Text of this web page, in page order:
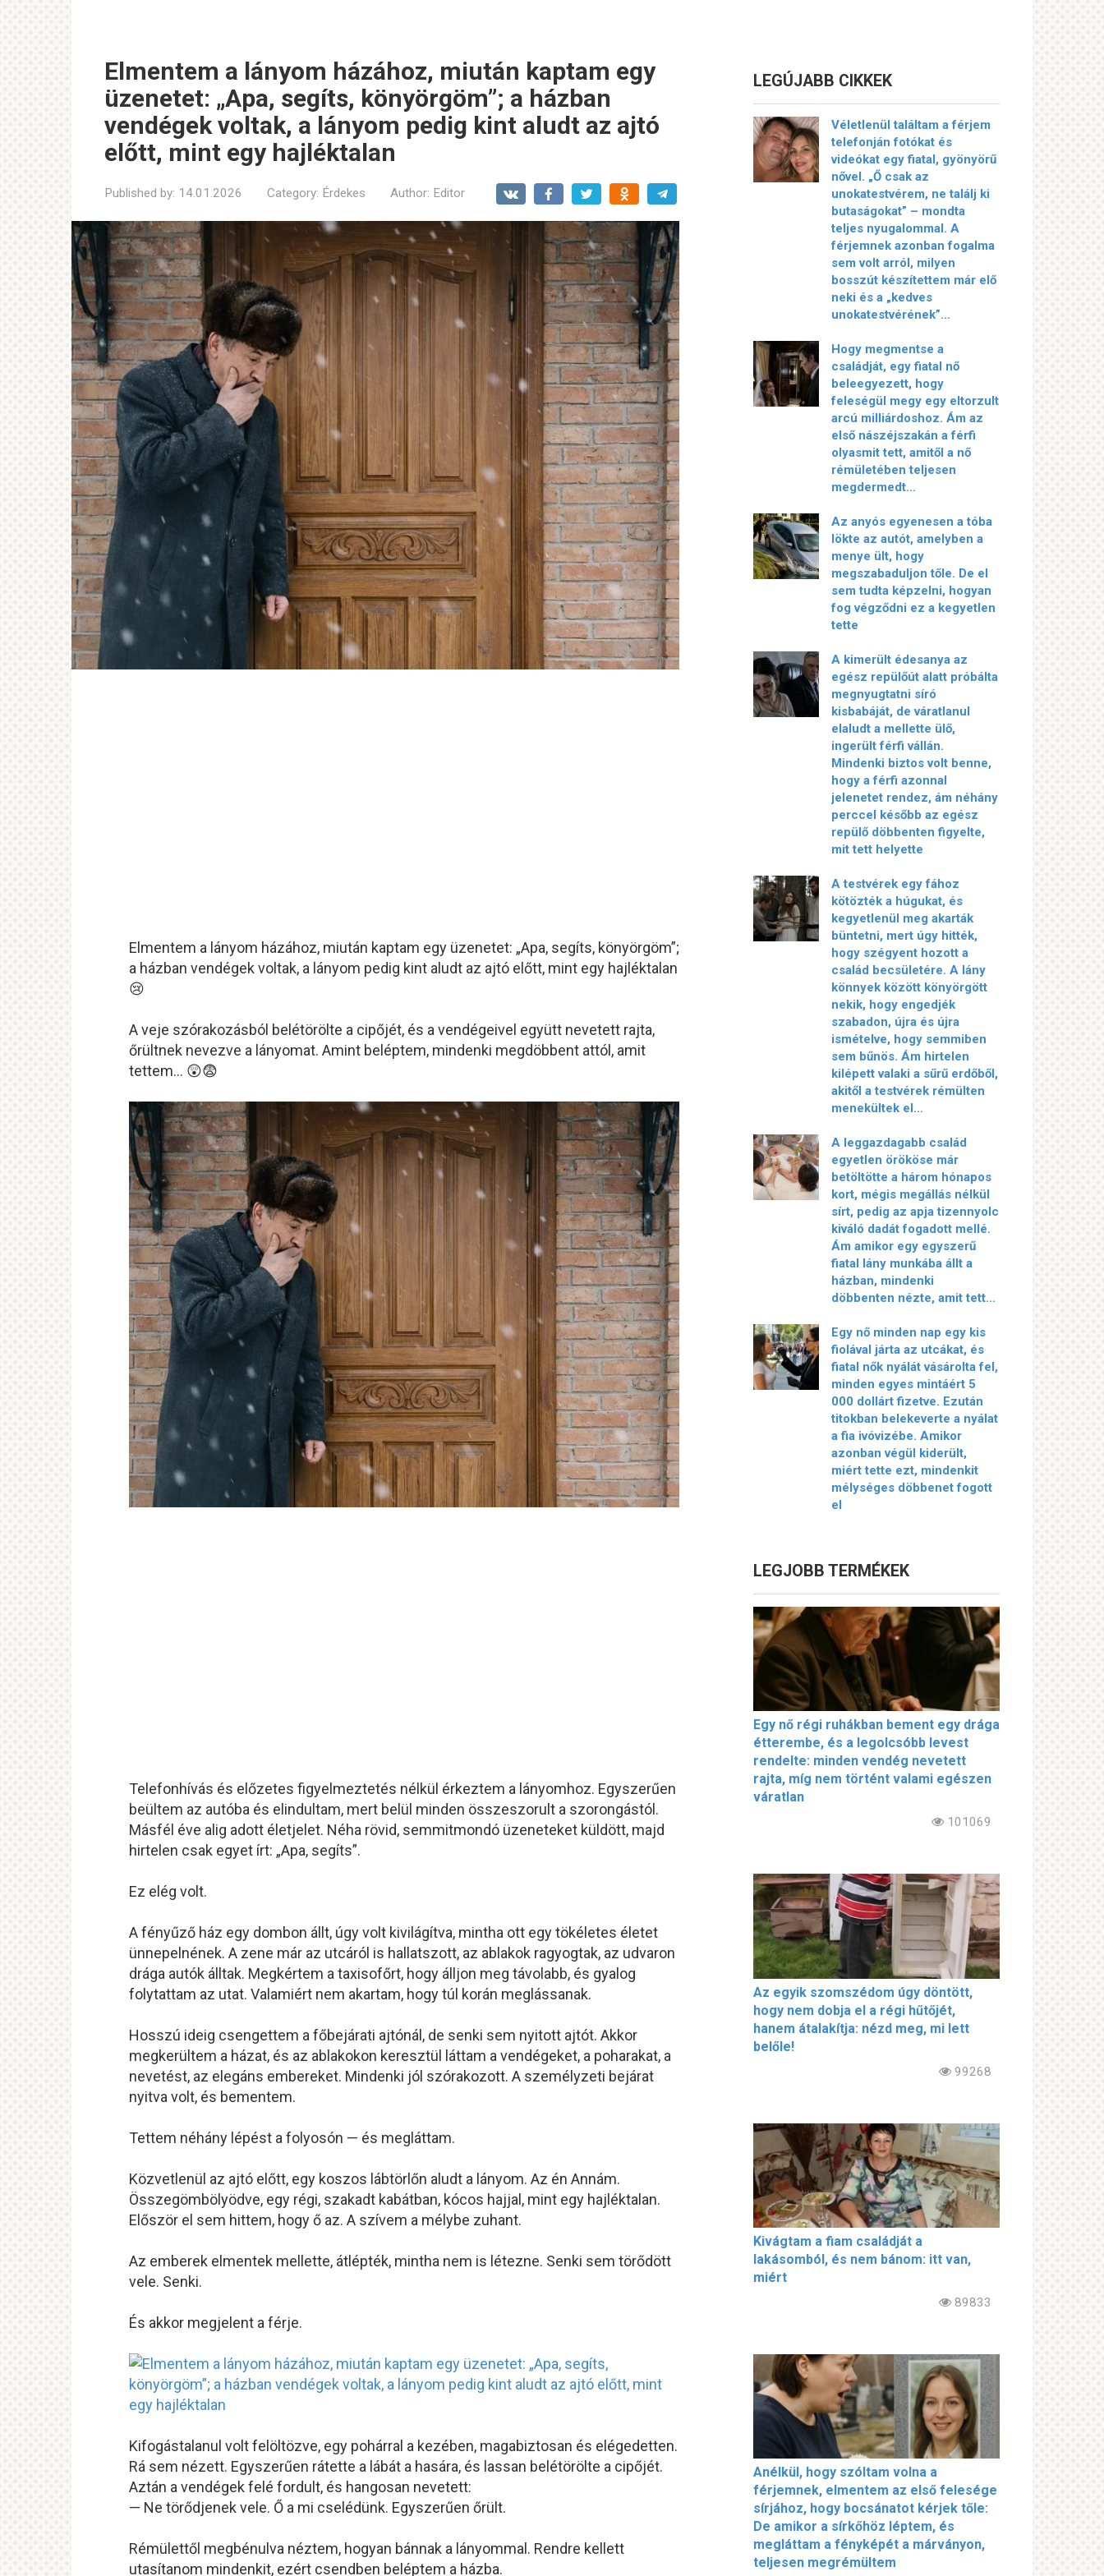
Elmentem a lányom házához, miután kaptam egy
üzenetet: „Apa, segíts, könyörgöm”; a házban
vendégek voltak, a lányom pedig kint aludt az ajtó
előtt, mint egy hajléktalan
Published by: 14.01.2026 Category: Érdekes Author: Editor
Elmentem a lányom házához, miután kaptam egy üzenetet: „Apa, segíts, könyörgöm”;
a házban vendégek voltak, a lányom pedig kint aludt az ajtó előtt, mint egy hajléktalan
😢
A veje szórakozásból belétörölte a cipőjét, és a vendégeivel együtt nevetett rajta,
őrültnek nevezve a lányomat. Amint beléptem, mindenki megdöbbent attól, amit
tettem… 😲😨
Telefonhívás és előzetes figyelmeztetés nélkül érkeztem a lányomhoz. Egyszerűen
beültem az autóba és elindultam, mert belül minden összeszorult a szorongástól.
Másfél éve alig adott életjelet. Néha rövid, semmitmondó üzeneteket küldött, majd
hirtelen csak egyet írt: „Apa, segíts”.
Ez elég volt.
A fényűző ház egy dombon állt, úgy volt kivilágítva, mintha ott egy tökéletes életet
ünnepelnének. A zene már az utcáról is hallatszott, az ablakok ragyogtak, az udvaron
drága autók álltak. Megkértem a taxisofőrt, hogy álljon meg távolabb, és gyalog
folytattam az utat. Valamiért nem akartam, hogy túl korán meglássanak.
Hosszú ideig csengettem a főbejárati ajtónál, de senki sem nyitott ajtót. Akkor
megkerültem a házat, és az ablakokon keresztül láttam a vendégeket, a poharakat, a
nevetést, az elegáns embereket. Mindenki jól szórakozott. A személyzeti bejárat
nyitva volt, és bementem.
Tettem néhány lépést a folyosón — és megláttam.
Közvetlenül az ajtó előtt, egy koszos lábtörlőn aludt a lányom. Az én Annám.
Összegömbölyödve, egy régi, szakadt kabátban, kócos hajjal, mint egy hajléktalan.
Először el sem hittem, hogy ő az. A szívem a mélybe zuhant.
Az emberek elmentek mellette, átlépték, mintha nem is létezne. Senki sem törődött
vele. Senki.
És akkor megjelent a férje.
Kifogástalanul volt felöltözve, egy pohárral a kezében, magabiztosan és elégedetten.
Rá sem nézett. Egyszerűen rátette a lábát a hasára, és lassan belétörölte a cipőjét.
Aztán a vendégek felé fordult, és hangosan nevetett:
— Ne törődjenek vele. Ő a mi cselédünk. Egyszerűen őrült.
Rémülettől megbénulva néztem, hogyan bánnak a lányommal. Rendre kellett
utasítanom mindenkit, ezért csendben beléptem a házba.
LEGÚJABB CIKKEK
Véletlenül találtam a férjem
telefonján fotókat és
videókat egy fiatal, gyönyörű
nővel. „Ő csak az
unokatestvérem, ne találj ki
butaságokat” – mondta
teljes nyugalommal. A
férjemnek azonban fogalma
sem volt arról, milyen
bosszút készítettem már elő
neki és a „kedves
unokatestvérének”…
Hogy megmentse a
családját, egy fiatal nő
beleegyezett, hogy
feleségül megy egy eltorzult
arcú milliárdoshoz. Ám az
első nászéjszakán a férfi
olyasmit tett, amitől a nő
rémületében teljesen
megdermedt…
Az anyós egyenesen a tóba
lökte az autót, amelyben a
menye ült, hogy
megszabaduljon tőle. De el
sem tudta képzelni, hogyan
fog végződni ez a kegyetlen
tette
A kimerült édesanya az
egész repülőút alatt próbálta
megnyugtatni síró
kisbabáját, de váratlanul
elaludt a mellette ülő,
ingerült férfi vállán.
Mindenki biztos volt benne,
hogy a férfi azonnal
jelenetet rendez, ám néhány
perccel később az egész
repülő döbbenten figyelte,
mit tett helyette
A testvérek egy fához
kötözték a húgukat, és
kegyetlenül meg akarták
büntetni, mert úgy hitték,
hogy szégyent hozott a
család becsületére. A lány
könnyek között könyörgött
nekik, hogy engedjék
szabadon, újra és újra
ismételve, hogy semmiben
sem bűnös. Ám hirtelen
kilépett valaki a sűrű erdőből,
akitől a testvérek rémülten
menekültek el…
A leggazdagabb család
egyetlen örököse már
betöltötte a három hónapos
kort, mégis megállás nélkül
sírt, pedig az apja tizennyolc
kiváló dadát fogadott mellé.
Ám amikor egy egyszerű
fiatal lány munkába állt a
házban, mindenki
döbbenten nézte, amit tett…
Egy nő minden nap egy kis
fiolával járta az utcákat, és
fiatal nők nyálát vásárolta fel,
minden egyes mintáért 5
000 dollárt fizetve. Ezután
titokban belekeverte a nyálat
a fia ivóvizébe. Amikor
azonban végül kiderült,
miért tette ezt, mindenkit
mélységes döbbenet fogott
el
LEGJOBB TERMÉKEK
Egy nő régi ruhákban bement egy drága
étterembe, és a legolcsóbb levest
rendelte: minden vendég nevetett
rajta, míg nem történt valami egészen
váratlan
101069
Az egyik szomszédom úgy döntött,
hogy nem dobja el a régi hűtőjét,
hanem átalakítja: nézd meg, mi lett
belőle!
99268
Kivágtam a fiam családját a
lakásomból, és nem bánom: itt van,
miért
89833
Anélkül, hogy szóltam volna a
férjemnek, elmentem az első felesége
sírjához, hogy bocsánatot kérjek tőle:
De amikor a sírkőhöz léptem, és
megláttam a fényképét a márványon,
teljesen megrémültem